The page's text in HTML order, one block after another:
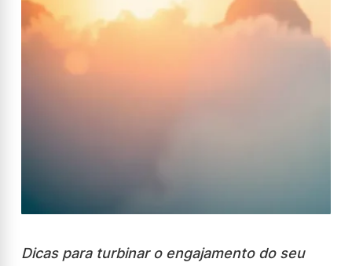
Dicas para turbinar o engajamento do seu